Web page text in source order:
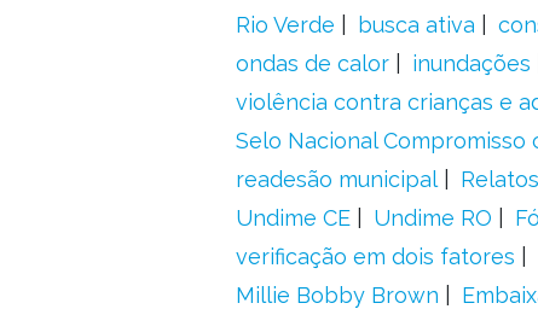
Rio Verde
busca ativa
ondas de calor
inundações
violência contra crianças e
Selo Nacional Compromisso
readesão municipal
Undime CE
Undime RO
verificação em dois fatores
Millie Bobby Brown